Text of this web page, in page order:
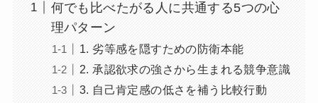
何でも比べたがる人に共通する5つの心
理パターン
1. 劣等感を隠すための防衛本能
2. 承認欲求の強さから生まれる競争意識
3. 自己肯定感の低さを補う比較行動